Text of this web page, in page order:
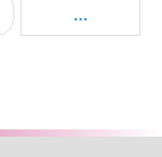
TAB para
...Páginas